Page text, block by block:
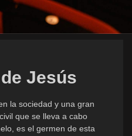
Jesús
la sociedad y una gran
que se lleva a cabo
es el germen de esta